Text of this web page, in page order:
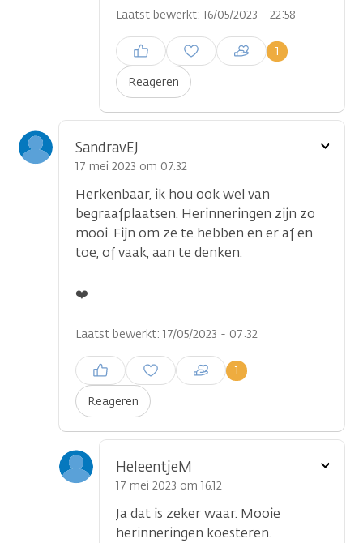
Laatst bewerkt: 16/05/2023 - 22:58
Reageren
1
Inloggen om een reactie te
plaatsen
SandravEJ
17 mei 2023 om 07.32
Herkenbaar, ik hou ook wel van
begraafplaatsen. Herinneringen zijn zo
mooi. Fijn om ze te hebben en er af en
toe, of vaak, aan te denken.
❤️
Laatst bewerkt: 17/05/2023 - 07:32
Reageren
1
Inloggen om een reactie te
plaatsen
Toon
HeleentjeM
17 mei 2023 om 16.12
Ja dat is zeker waar. Mooie
herinneringen koesteren.
Toon